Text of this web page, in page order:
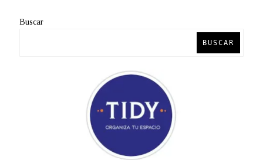
Buscar
BUSCAR